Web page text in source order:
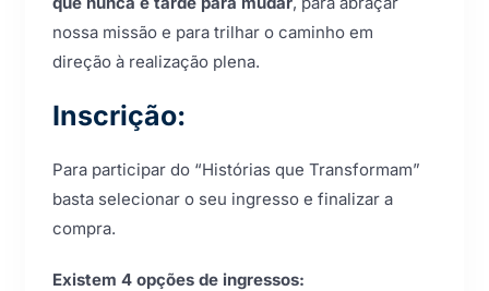
nossa missão e para trilhar o caminho em
direção à realização plena.
Inscrição:
Para participar do “Histórias que Transformam”
basta selecionar o seu ingresso e finalizar a
compra.
Existem 4 opções de ingressos: